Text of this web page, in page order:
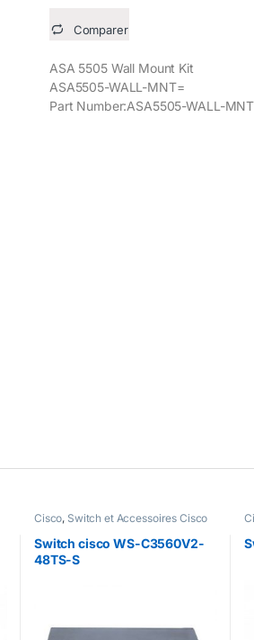
Comparer
ASA 5505 Wall Mount Kit
ASA5505-WALL-MNT=
Part Number:ASA5505-WALL-
Cisco, Switch et Accessoires Cisco
Switch cisco WS-C3560V2-
48TS-S